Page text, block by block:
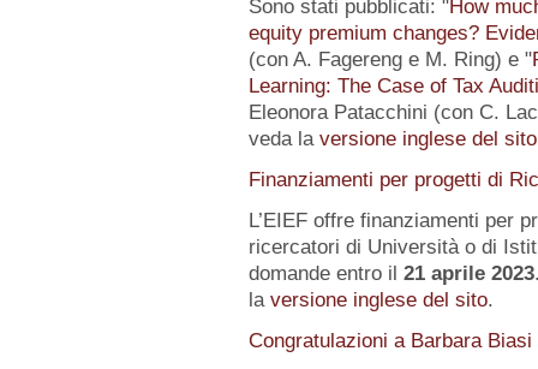
Sono stati pubblicati: "How
equity premium changes?
(con A. Fagereng e M. Ring) e "
Learning: The Case of Tax
Eleonora Patacchini (con C.
veda la versione inglese del sito
Finanziamenti per progetti di
L’EIEF offre finanziamenti per
ricercatori di Università o di
domande entro il 21 aprile 2023
la versione inglese del sito.
Congratulazioni a Barbara Biasi